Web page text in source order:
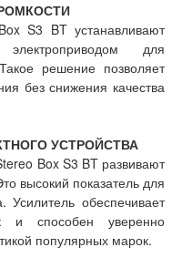
S3 BT устанавливают
для
решение позволяет
без снижения качества
УСТРОЙСТВА
Box S3 BT развивают
высокий показатель для
Усилитель обеспечивает
и способен уверенно
популярных марок.